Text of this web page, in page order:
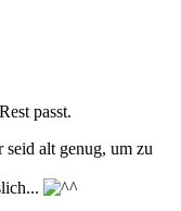
passt.
alt genug, um zu